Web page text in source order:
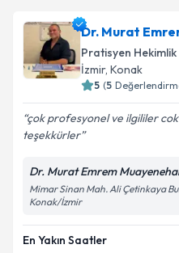
Dr. Murat
Pratisyen Hekimlik
İzmir, Konak
5 (5
çok profesyonel ve ilgililer
teşekkürler
Dr. Murat Emrem
Mimar Sinan Mah. Ali Çetinkaya
Konak/İzmir
En Yakın Saatler